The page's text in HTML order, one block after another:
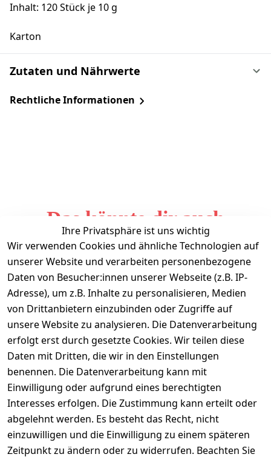
Inhalt: 120 Stück je 10 g
Karton
Zutaten und Nährwerte
Rechtliche Informationen
Das könnte dir auch
gefallen
Ihre Privatsphäre ist uns wichtig
Wir verwenden Cookies und ähnliche Technologien auf
unserer Website und verarbeiten personenbezogene
Daten von Besucher:innen unserer Webseite (z.B. IP-
Adresse), um z.B. Inhalte zu personalisieren, Medien
von Drittanbietern einzubinden oder Zugriffe auf
unsere Website zu analysieren. Die Datenverarbeitung
erfolgt erst durch gesetzte Cookies. Wir teilen diese
Daten mit Dritten, die wir in den Einstellungen
benennen. Die Datenverarbeitung kann mit
Einwilligung oder aufgrund eines berechtigten
Interesses erfolgen. Die Zustimmung kann erteilt oder
abgelehnt werden. Es besteht das Recht, nicht
einzuwilligen und die Einwilligung zu einem späteren
Zeitpunkt zu ändern oder zu widerrufen. Beachten Sie
Informationen
Mein Konto
Vertrag widerrufen